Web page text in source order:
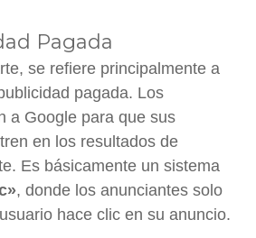
Pagada
se refiere principalmente a
pagada. Los
a Google para que sus
en los resultados de
Es básicamente un sistema
, donde los anunciantes solo
hace clic en su anuncio.